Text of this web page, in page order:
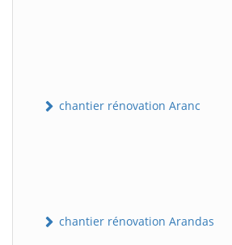
chantier rénovation Aranc
chantier rénovation Arandas